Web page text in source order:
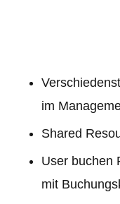
im
Shared
User buchen
mit